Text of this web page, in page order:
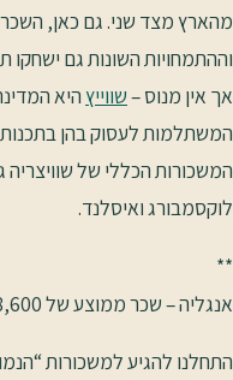
מהארץ מצד שני. גם כאן, השכר
וההתמחויות השונות גם ישחקו
אך אין מנוס –שווייץ היא
המשתלמות לעסוק בהן
המשכורות הכללי של
לוקסמבורג ואיסלנד.
**
אנגליה – שכר ממוצע של 18,600 שקלים לחודש**
התחלנו להגיע למשכורות